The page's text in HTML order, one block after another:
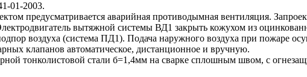
01-2003.
предусматривается аварийная противодымная вентиляция.
вытяжной системы ВД1 закрыть кожухом из
воздуха (система ПД1). Подача наружного воздуха при пожаре
клапанов автоматическое, дистанционное и вручную.
тонколистовой стали б=1,4мм на сварке сплошным швом, с